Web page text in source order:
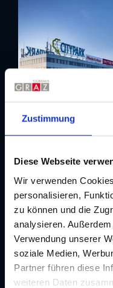
Zustimmung
Diese Webseite
Wir verwenden
personalisieren,
zu können und die
analysieren.
Verwendung unserer
soziale Medien,
Partner führen diese
weiteren Daten
Adresse
Kontakt
CITYPARK Graz